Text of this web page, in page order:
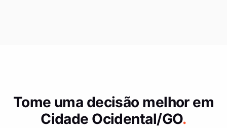
Tome uma decisão melhor em
Cidade Ocidental/GO.